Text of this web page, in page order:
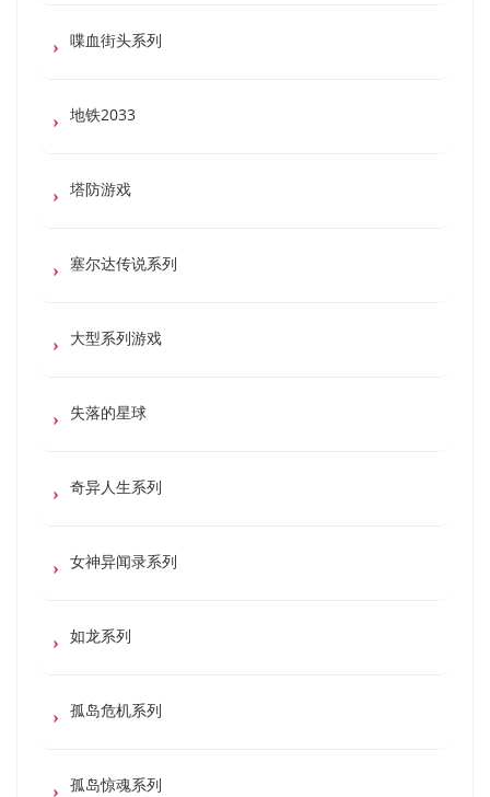
喋血街头系列
地铁2033
塔防游戏
塞尔达传说系列
大型系列游戏
失落的星球
奇异人生系列
女神异闻录系列
如龙系列
孤岛危机系列
孤岛惊魂系列